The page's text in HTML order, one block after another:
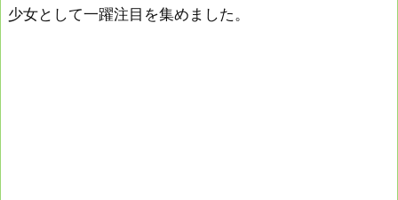
少女として一躍注目を集めました。